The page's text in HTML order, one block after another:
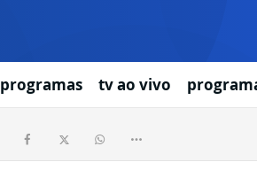
programas tv ao vivo